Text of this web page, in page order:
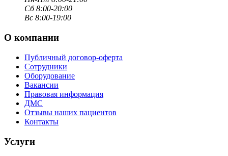
Сб 8:00-20:00
Вс 8:00-19:00
О компании
Публичный договор-оферта
Сотрудники
Оборудование
Вакансии
Правовая информация
ДМС
Отзывы наших пациентов
Контакты
Услуги